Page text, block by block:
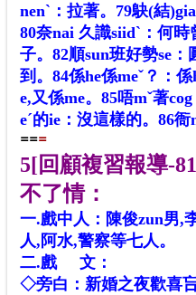
nenˋ：拉著。79鴃(結
80奈nai 久識siidˋ：何時
子。82順sun班好勢se：
到。84係he係meˇ？：
e,又係me。85唔mˇ著
eˊ的ie：沒這樣的。86衙
===
5[回顧複習報導-
不了情：
一.戲中人：陳俊zun男,
人,阿水,警察等七人。
二.戲 文：
◇旁白：新婚之夜歡喜